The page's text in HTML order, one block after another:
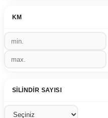
KM
SILINDIR SAYISI